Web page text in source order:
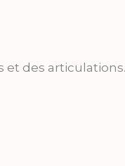
et des articulations.